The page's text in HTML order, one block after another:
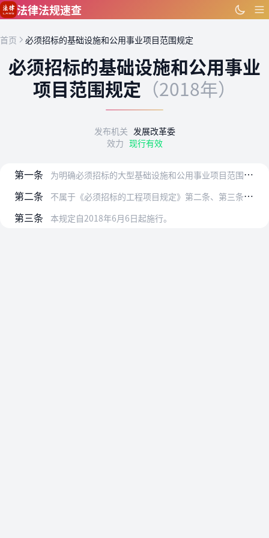
跳到主要内容
法律法规速查
首页 必须招标的基础设施和公用事业项目范围规定
必须招标的基础设施和公用事业
项目范围规定 （2018年）
发布机关 发展改革委
效力 现行有效
第一条 为明确必须招标的大型基础设施和公用事业项目范围，根据《中华人民共和国招标投标法》和《必须招标的工程项目规定》，制定本规定。
第二条 不属于《必须招标的工程项目规定》第二条、第三条规定情形的大型基础设施、公用事业等关系社会公共利益、公众安全的项目，必须招标的具体范围包括：
第三条 本规定自2018年6月6日起施行。